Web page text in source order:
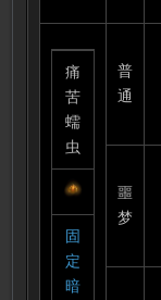
痛
苦
蠕
虫
固
定
暗
普
通
噩
梦